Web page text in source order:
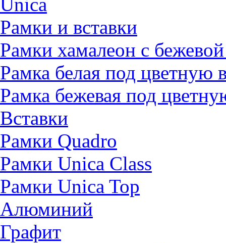
Рамки и вставки
Рамки хамалеон с бежевой
Рамка белая под цветную
Рамка бежевая под
Вставки
Рамки Quadro
Рамки Unica Class
Рамки Unica Top
Алюминий
Графит